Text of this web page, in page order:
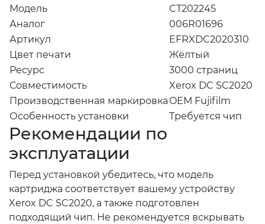
Модель
CT202245
Аналог
006R01696
Артикул
EFRXDC2020310
Цвет печати
Жёлтый
Ресурс
3000 страниц
Совместимость
Xerox DC SC2020
Производственная маркировкаOEM Fujifilm
Особенность установки
Требуется чип
Рекомендации по
эксплуатации
Перед установкой убедитесь, что модель
картриджа соответствует вашему устройству
Xerox DC SC2020, а также подготовлен
подходящий чип. Не рекомендуется вскрывать